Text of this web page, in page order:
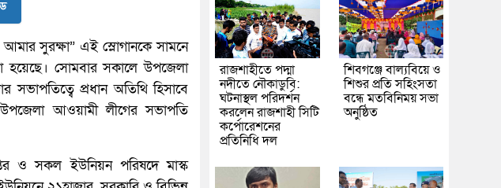
সুরক্ষা” এই স্লোগানকে সামনে
হয়েছে। সোমবার সকালে উপজেলা
প্রধান অতিথি হিসাবে
আওয়ামী লীগের সভাপতি
ও সকল ইউনিয়ন পরিষদে মাস্ক
রাজশাহীতে পদ্মা
নদীতে নৌকাডুবি:
ঘটনাস্থল পরিদর্শন
করলেন রাজশাহী সিটি
কর্পোরেশনের
প্রতিনিধি দল
শিবগঞ্জে বাল্যবিয়ে ও
শিশুর প্রতি সহিংসতা
বন্ধে মতবিনিময় সভা
অনুষ্ঠিত